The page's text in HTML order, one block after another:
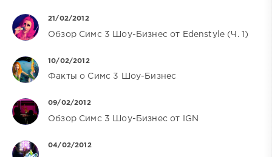
21/02/2012
Обзор Симс 3 Шоу-Бизнес от Edenstyle (Ч. 1)
10/02/2012
Факты о Симс 3 Шоу-Бизнес
09/02/2012
Обзор Симс 3 Шоу-Бизнес от IGN
04/02/2012